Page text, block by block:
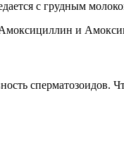
с грудным
и